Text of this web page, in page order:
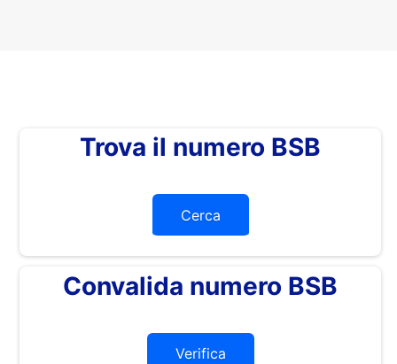
Trova il numero BSB
Cerca
Convalida numero BSB
Verifica